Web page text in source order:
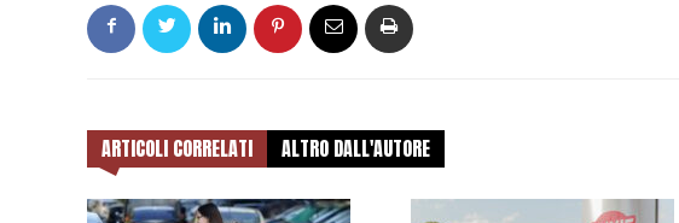
ARTICOLI CORRELATI ALTRO DALL'AUTORE